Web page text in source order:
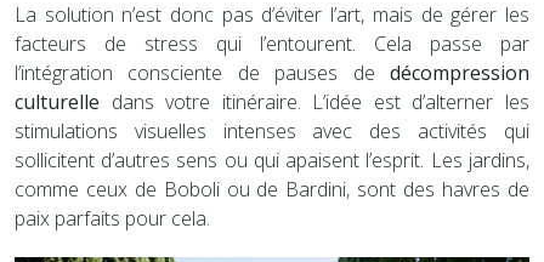
La solution n’est donc pas d’éviter l’art, mais de gérer les
facteurs de stress qui l’entourent. Cela passe par
l’intégration consciente de pauses de décompression
culturelle dans votre itinéraire. L’idée est d’alterner les
stimulations visuelles intenses avec des activités qui
sollicitent d’autres sens ou qui apaisent l’esprit. Les jardins,
comme ceux de Boboli ou de Bardini, sont des havres de
paix parfaits pour cela.